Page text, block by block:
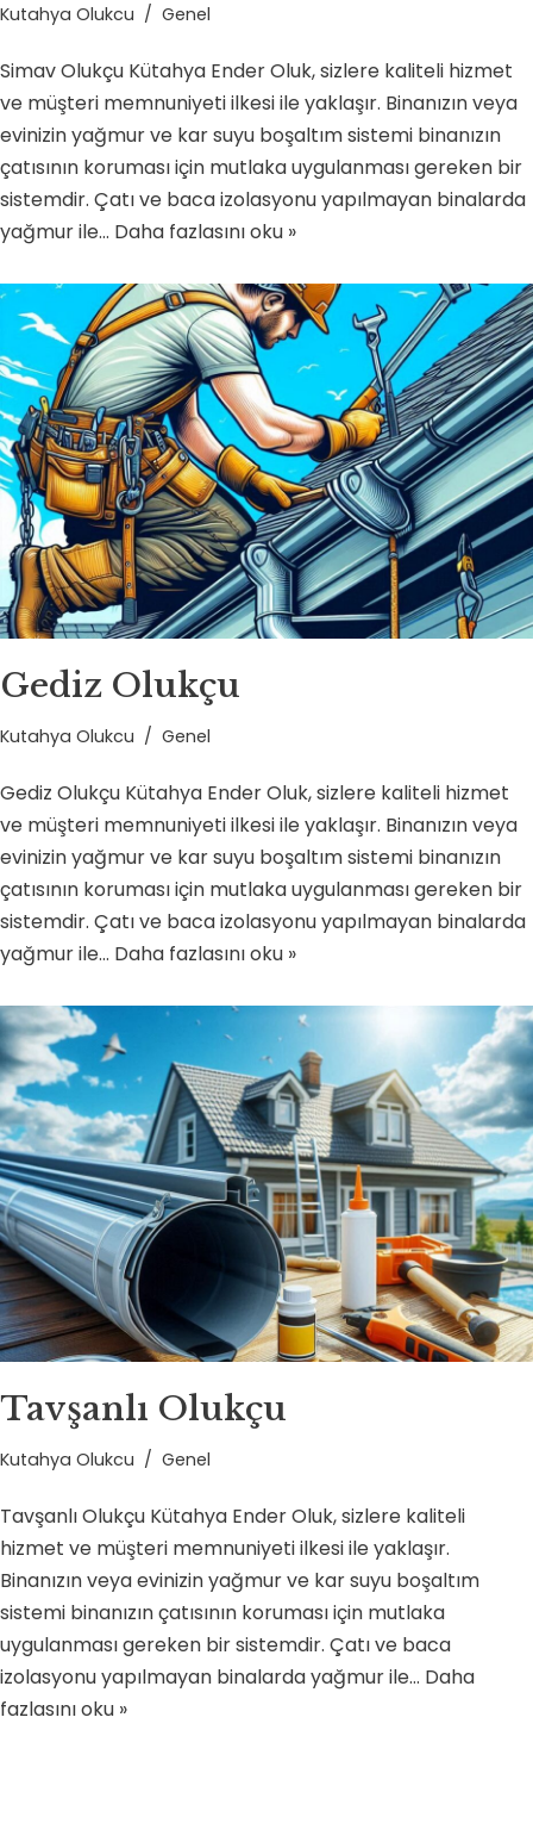
Kutahya Olukcu Genel
Simav Olukçu Kütahya Ender Oluk, sizlere kaliteli hizmet
ve müşteri memnuniyeti ilkesi ile yaklaşır. Binanızın veya
evinizin yağmur ve kar suyu boşaltım sistemi binanızın
çatısının koruması için mutlaka uygulanması gereken bir
sistemdir. Çatı ve baca izolasyonu yapılmayan binalarda
yağmur ile… Daha fazlasını oku »
Gediz Olukçu
Kutahya Olukcu Genel
Gediz Olukçu Kütahya Ender Oluk, sizlere kaliteli hizmet
ve müşteri memnuniyeti ilkesi ile yaklaşır. Binanızın veya
evinizin yağmur ve kar suyu boşaltım sistemi binanızın
çatısının koruması için mutlaka uygulanması gereken bir
sistemdir. Çatı ve baca izolasyonu yapılmayan binalarda
yağmur ile… Daha fazlasını oku »
Tavşanlı Olukçu
Kutahya Olukcu Genel
Tavşanlı Olukçu Kütahya Ender Oluk, sizlere kaliteli
hizmet ve müşteri memnuniyeti ilkesi ile yaklaşır.
Binanızın veya evinizin yağmur ve kar suyu boşaltım
sistemi binanızın çatısının koruması için mutlaka
uygulanması gereken bir sistemdir. Çatı ve baca
izolasyonu yapılmayan binalarda yağmur ile… Daha
fazlasını oku »